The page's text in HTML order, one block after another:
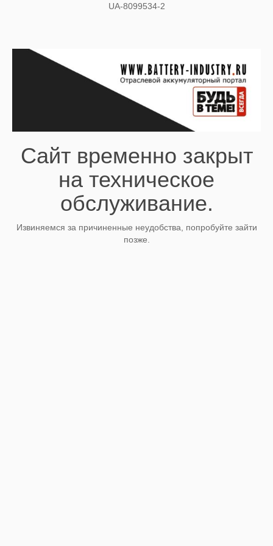
UA-8099534-2
Сайт временно закрыт
на техническое
обслуживание.
Извиняемся за причиненные неудобства, попробуйте зайти
позже.